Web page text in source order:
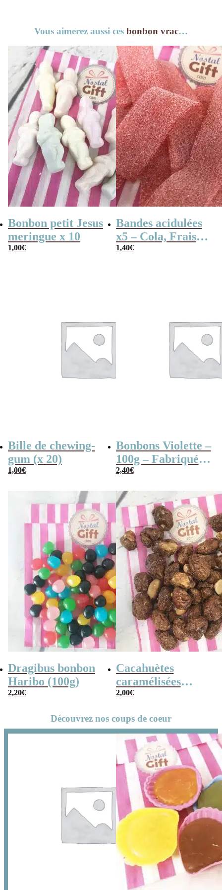
Vous aimerez aussi ces bonbon vrac…
Bonbon petit Jesus
meringue x 10
1,00€
Bandes acidulées
x5 – Cola, Fraise,
Framboise,
1,40€
Bille de chewing-
gum (x 20)
1,00€
Bonbons Violette –
100g – Fabriqués
en France
2,40€
Dragibus bonbon
Haribo (100g)
2,20€
Cacahuètes
caramélisées
(chouchou) – 100g
2,00€
Découvrez nos coups de coeur